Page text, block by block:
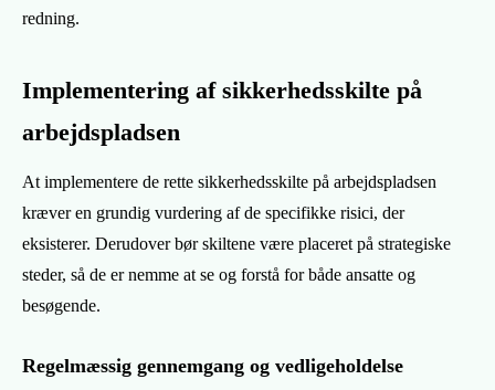
redning.
Implementering af sikkerhedsskilte på
arbejdspladsen
At implementere de rette sikkerhedsskilte på arbejdspladsen
kræver en grundig vurdering af de specifikke risici, der
eksisterer. Derudover bør skiltene være placeret på strategiske
steder, så de er nemme at se og forstå for både ansatte og
besøgende.
Regelmæssig gennemgang og vedligeholdelse